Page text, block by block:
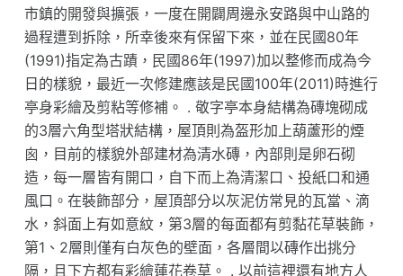
市鎮的開發與擴張，一度在開闢周邊永安路與中山路的
過程遭到拆除，所幸後來有保留下來，並在民國80年
(1991)指定為古蹟，民國86年(1997)加以整修而成為今
日的樣貌，最近一次修建應該是民國100年(2011)時進行
亭身彩繪及剪粘等修補。 . 敬字亭本身結構為磚塊砌成
的3層六角型塔狀結構，屋頂則為盔形加上葫蘆形的煙
囪，目前的樣貌外部建材為清水磚，內部則是卵石砌
造，每一層皆有開口，自下而上為清潔口、投紙口和通
風口。在裝飾部分，屋頂部分以灰泥仿常見的瓦當、滴
水，斜面上有如意紋，第3層的每面都有剪黏花草裝飾，
第1、2層則僅有白灰色的壁面，各層間以磚作出挑分
隔，且下方都有彩繪蓮花卷草。 . 以前這裡還有地方人